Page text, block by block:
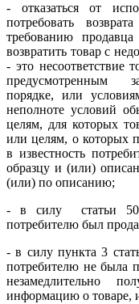
- отказаться от
потребовать
требованию
возвратить товар с
- это несоответствие
предусмотренным
порядке, или
неполноте условий
целям, для которых
или целям, о которых
в известность
образцу и (или)
(или) по описанию;
- в силу статьи
потребителю был
- в силу пункта 3
потребителю не была
незамедлительно
информацию о товаре,